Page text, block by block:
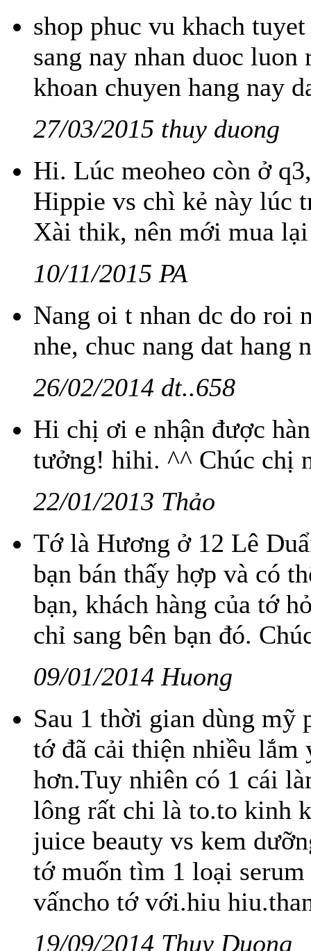
shop phuc vu khach
sang nay nhan duoc
khoan chuyen hang nay
27/03/2015 thuy duong
Hi. Lúc meoheo còn ở
Hippie vs chì kẻ này lúc
Xài thik, nên mới mua
10/11/2015 PA
Nang oi t nhan dc do roi
nhe, chuc nang dat hang
26/02/2014 dt..658
Hi chị ơi e nhận được
tưởng! hihi. ^^ Chúc chị
22/01/2013 Thảo
Tớ là Hương ở 12 Lê
bạn bán thấy hợp và có
bạn, khách hàng của tớ
chỉ sang bên bạn đó.
09/01/2014 Huong
Sau 1 thời gian dùng mỹ
tớ đã cải thiện nhiều lắm
hơn.Tuy nhiên có 1 cái
lông rất chi là to.to kinh
juice beauty vs kem
tớ muốn tìm 1 loại
vấncho tớ với.hiu
19/09/2014 Thuy Duong